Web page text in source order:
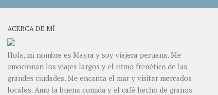
ACERCA DE MÍ
Hola, mi nombre es Mayra y soy viajera peruana. Me
emocionan los viajes largos y el ritmo frenético de las
grandes ciudades. Me encanta el mar y visitar mercados
locales. Amo la buena comida y el café hecho de granos